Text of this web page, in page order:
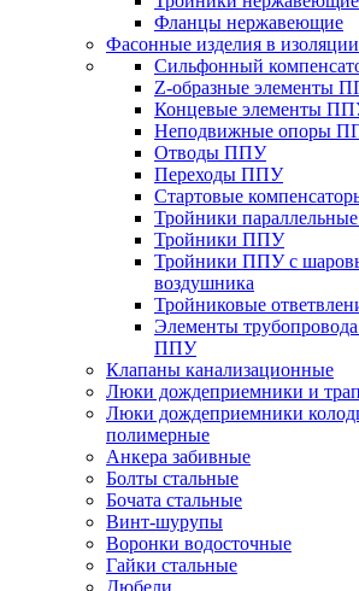
Фланцы нержавеющие
Фасонные изделия в изоляции
Cильфонный
Z-образные элементы
Концевые элементы
Неподвижные опоры
Отводы ППУ
Переходы ППУ
Стартовые
Тройники
Тройники ППУ
Тройники ППУ с
воздушника
Тройниковые
Элементы
ППУ
Клапаны канализационные
Люки дождеприемники и
Люки дождеприемники
полимерные
Анкера забивные
Болты стальные
Бочата стальные
Винт-шурупы
Воронки водосточные
Гайки стальные
Дюбели